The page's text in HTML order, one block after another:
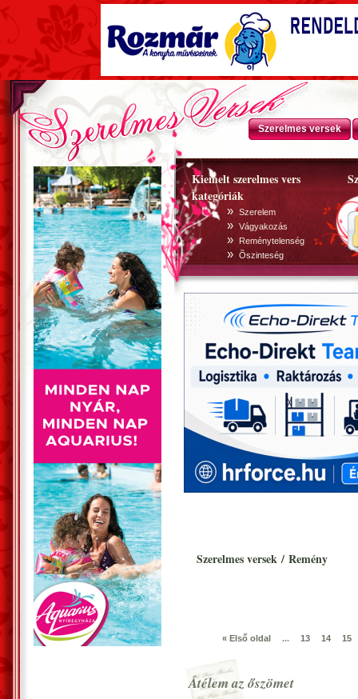
Szerelmes versek
Kiemelt szerelmes vers
kategóriák
» Szerelem
» Vágyakozás
» Reménytelenség
» Õszinteség
Szerelmes versek / Remény
« Első oldal ... 13 14 15
Átélem az őszömet